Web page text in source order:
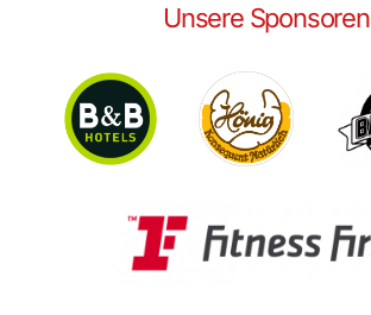
Unsere Sponsoren